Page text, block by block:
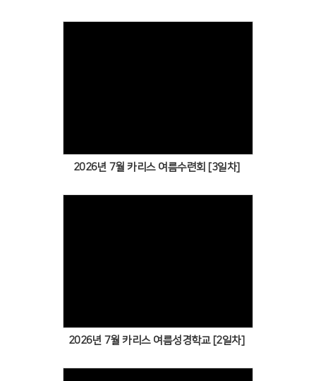
2026년 7월 카리스 여름수련회 [3일차]
2026년 7월 카리스 여름성경학교 [2일차]